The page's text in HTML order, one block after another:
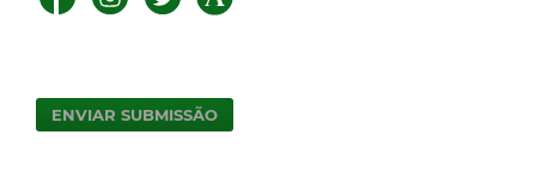
ENVIAR SUBMISSÃO